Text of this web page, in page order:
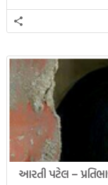
આરતી પટેલ –